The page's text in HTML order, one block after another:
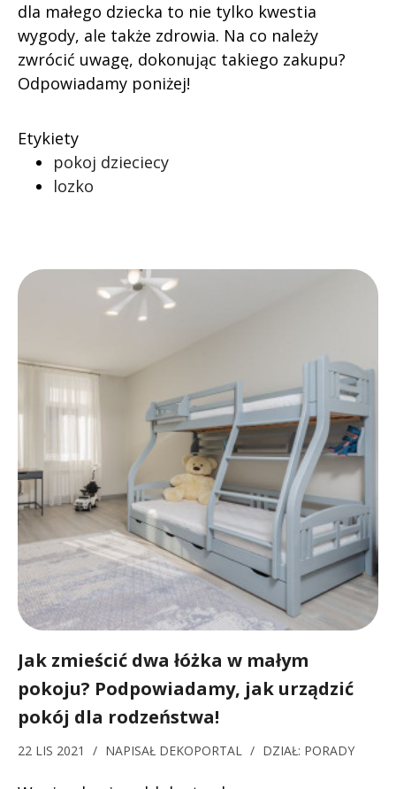
dla małego dziecka to nie tylko kwestia
wygody, ale także zdrowia. Na co należy
zwrócić uwagę, dokonując takiego zakupu?
Odpowiadamy poniżej!
Etykiety
pokoj dzieciecy
lozko
Jak zmieścić dwa łóżka w małym
pokoju? Podpowiadamy, jak urządzić
pokój dla rodzeństwa!
22 LIS 2021 / NAPISAŁ DEKOPORTAL / DZIAŁ: PORADY